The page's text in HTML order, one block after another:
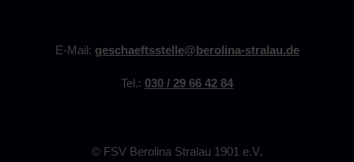
E-Mail: geschaeftsstelle@berolina-stralau.de
Tel.: 030 / 29 66 42 84
© FSV Berolina Stralau 1901 e.V.